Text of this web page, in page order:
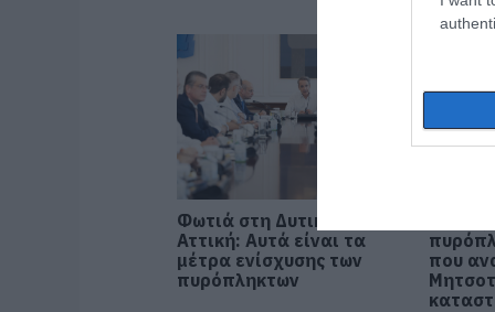
Φωτιά στη Δυτική
Αττική: Αυτά είναι τα
μέτρα ενίσχυσης των
πυρόπληκτων
που